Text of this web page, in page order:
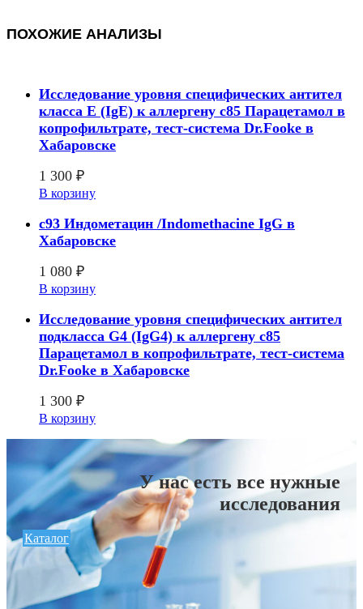
ПОХОЖИЕ АНАЛИЗЫ
Исследование уровня специфических антител
класса E (IgE) к аллергену с85 Парацетамол в
копрофильтрате, тест-система Dr.Fooke в
Хабаровске
1 300 ₽
В корзину
c93 Индометацин /Indomethacine IgG в
Хабаровске
1 080 ₽
В корзину
Исследование уровня специфических антител
подкласса G4 (IgG4) к аллергену с85
Парацетамол в копрофильтрате, тест-система
Dr.Fooke в Хабаровске
1 300 ₽
В корзину
У нас есть все нужные
исследования
Каталог